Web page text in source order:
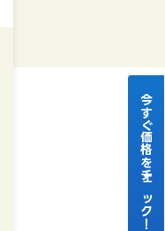
今すぐ価格をチェック！